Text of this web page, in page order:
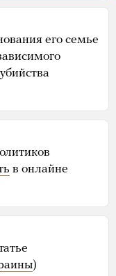
его семье
в онлайне
)